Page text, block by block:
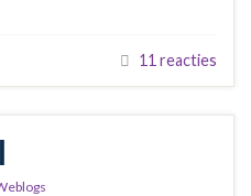
11 reacties